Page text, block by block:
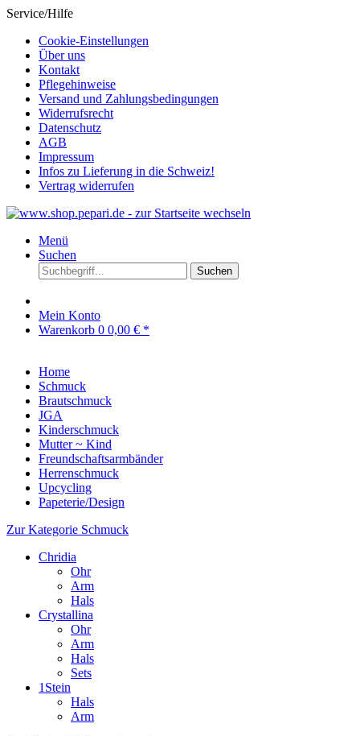
Service/Hilfe
Cookie-Einstellungen
Über uns
Kontakt
Pflegehinweise
Versand und Zahlungsbedingungen
Widerrufsrecht
Datenschutz
AGB
Impressum
Infos zu Lieferung in die Schweiz!
Vertrag widerrufen
Menü
Suchen
Suchen
Mein Konto
Warenkorb 0 0,00 € *
Home
Schmuck
Brautschmuck
JGA
Kinderschmuck
Mutter ~ Kind
Freundschaftsarmbänder
Herrenschmuck
Upcycling
Papeterie/Design
Zur Kategorie Schmuck
Chridia
Ohr
Arm
Hals
Crystallina
Ohr
Arm
Hals
Sets
1Stein
Hals
Arm